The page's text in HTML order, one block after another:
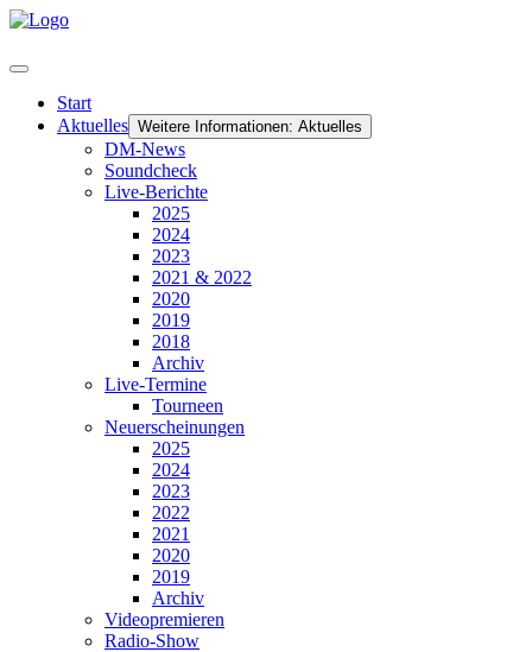
Start
Aktuelles Weitere Informationen: Aktuelles
DM-News
Soundcheck
Live-Berichte
2025
2024
2023
2021 & 2022
2020
2019
2018
Archiv
Live-Termine
Tourneen
Neuerscheinungen
2025
2024
2023
2022
2021
2020
2019
Archiv
Videopremieren
Radio-Show